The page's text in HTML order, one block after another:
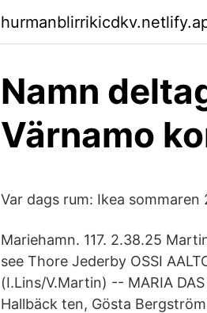
Namn
Värnamo
Var dags rum: Ikea
Mariehamn. 117. 2.38.25
see Thore Jederby OSSI
(I.Lins/V.Martin) -- MARIA
Hallbäck ten, Gösta